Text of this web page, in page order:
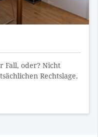
Fall, oder? Nicht
Rechtslage.